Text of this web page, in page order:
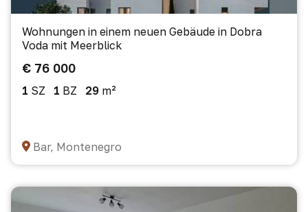
Wohnungen in einem neuen Gebäude in Dobra
Voda mit Meerblick
€ 76 000
1 SZ 1 BZ 29 m²
Bar, Montenegro